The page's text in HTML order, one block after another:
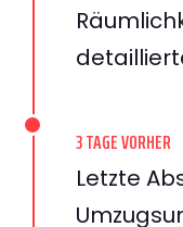
3 TAGE VORHER
Letzte